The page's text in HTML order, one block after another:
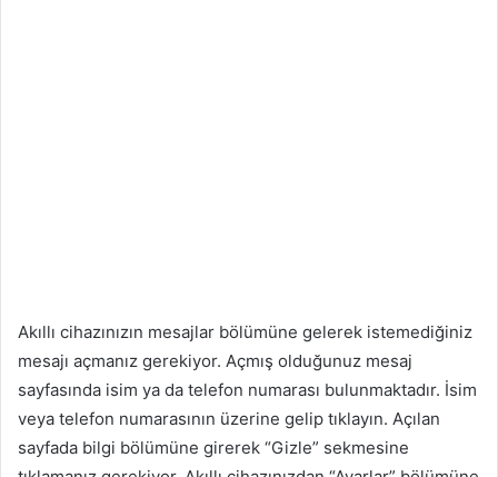
Akıllı cihazınızın mesajlar bölümüne gelerek istemediğiniz
mesajı açmanız gerekiyor. Açmış olduğunuz mesaj
sayfasında isim ya da telefon numarası bulunmaktadır. İsim
veya telefon numarasının üzerine gelip tıklayın. Açılan
sayfada bilgi bölümüne girerek “Gizle” sekmesine